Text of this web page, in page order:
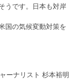
うです。日本も対岸
国の気候変動対策を
ーナリスト 杉本裕明